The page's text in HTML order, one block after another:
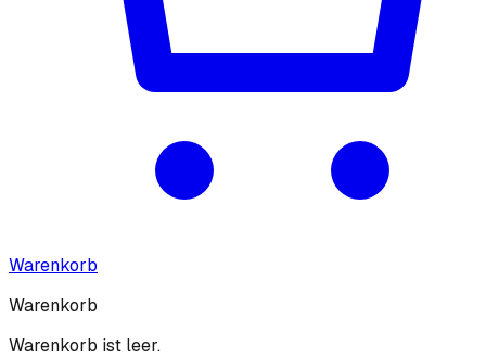
Warenkorb
Warenkorb
Warenkorb ist leer.